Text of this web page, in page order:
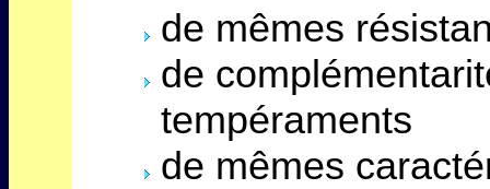
de mêmes
de
tempéraments
de mêmes